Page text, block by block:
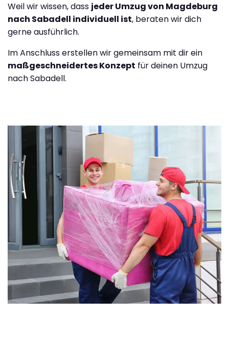
Weil wir wissen, dass jeder Umzug von Magdeburg
nach Sabadell individuell ist, beraten wir dich
gerne ausführlich.
Im Anschluss erstellen wir gemeinsam mit dir ein
maßgeschneidertes Konzept für deinen Umzug
nach Sabadell.